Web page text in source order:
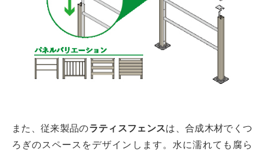
また、従来製品のラティスフェンスは、合成木材でくつ
ろぎのスペースをデザインします。水に濡れても腐ら